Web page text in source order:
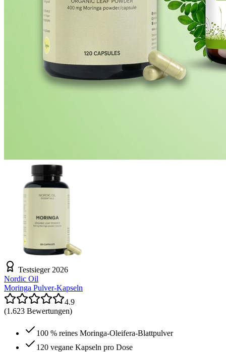
Testsieger 2026
Nordic Oil
Moringa Pulver-Kapseln
4.9
(1.623 Bewertungen)
100 % reines Moringa-Oleifera-Blattpulver
120 vegane Kapseln pro Dose